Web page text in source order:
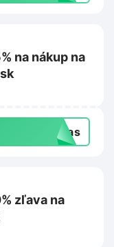
na nákup na
-vas
zľava na